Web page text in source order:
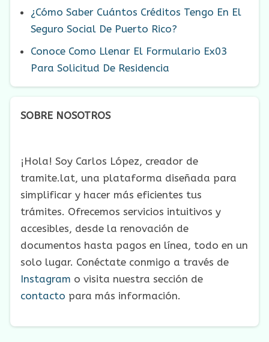
¿Cómo Saber Cuántos Créditos Tengo En El
Seguro Social De Puerto Rico?
Conoce Como Llenar El Formulario Ex03
Para Solicitud De Residencia
SOBRE NOSOTROS
¡Hola! Soy Carlos López, creador de
tramite.lat, una plataforma diseñada para
simplificar y hacer más eficientes tus
trámites. Ofrecemos servicios intuitivos y
accesibles, desde la renovación de
documentos hasta pagos en línea, todo en un
solo lugar. Conéctate conmigo a través de
Instagram o visita nuestra sección de
contacto para más información.